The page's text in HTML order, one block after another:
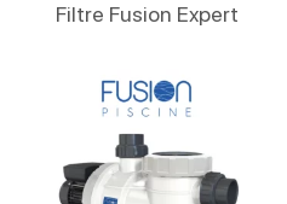
Filtre Fusion Expert